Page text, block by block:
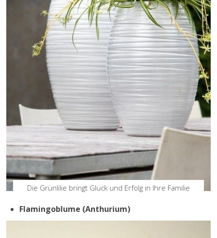
Die Grünlilie bringt Glück und Erfolg in Ihre Familie
Flamingoblume (Anthurium)